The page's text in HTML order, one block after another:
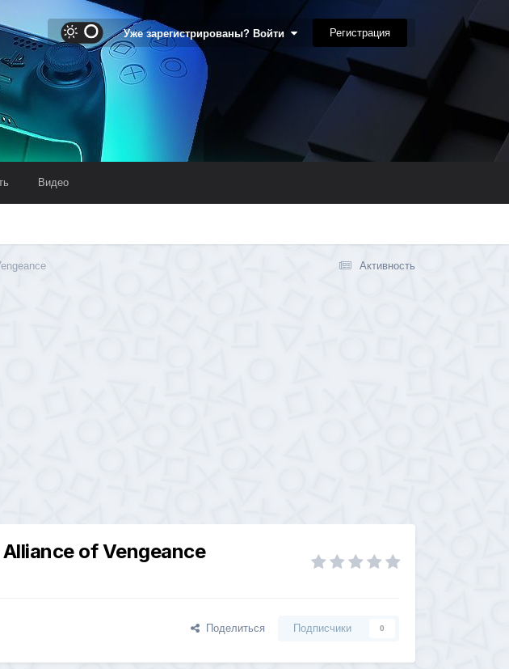
Уже зарегистрированы? Войти Регистрация
Видео
Активность
of Vengeance
Поделиться Подписчики 0